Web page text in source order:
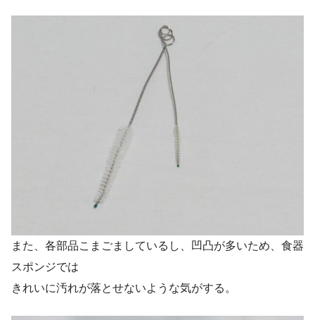
また、各部品こまごましているし、凹凸が多いため、食器
スポンジでは
きれいに汚れが落とせないような気がする。